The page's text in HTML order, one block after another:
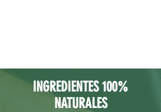
INGREDIENTES 100%
NATURALES